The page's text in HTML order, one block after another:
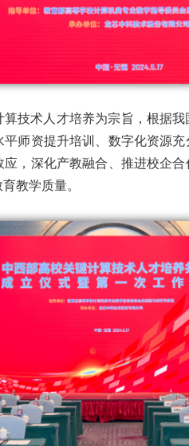
技术人才培养为宗旨，根据
师资提升培训、数字化资源
，深化产教融合、推进校企
教学质量。